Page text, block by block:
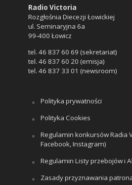
Radio Victoria
Rozgłośnia Diecezji Łowickiej
ul. Seminaryjna 6a
99-400 Łowicz
tel. 46 837 60 69 (sekretariat)
tel. 46 837 60 20 (emisja)
tel. 46 837 33 01 (newsroom)
Polityka prywatności
Polityka Cookies
Regulamin konkursów Radia
Facebook, Instagram)
Regulamin Listy przebojów i
Zasady przyznawania